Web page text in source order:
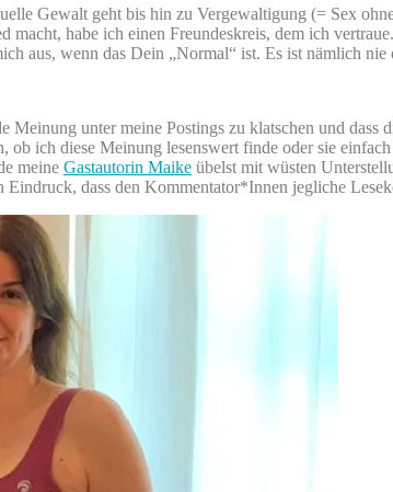
Gewalt geht bis hin zu Vergewaltigung (= Sex
macht, habe ich einen Freundeskreis, dem ich
aus, wenn das Dein „Normal“ ist. Es ist nämlich nie
unter meine Postings zu klatschen und
ob ich diese Meinung lesenswert finde oder sie
meine Gastautorin Maike übelst mit wüsten
dass den Kommentator*Innen jegliche